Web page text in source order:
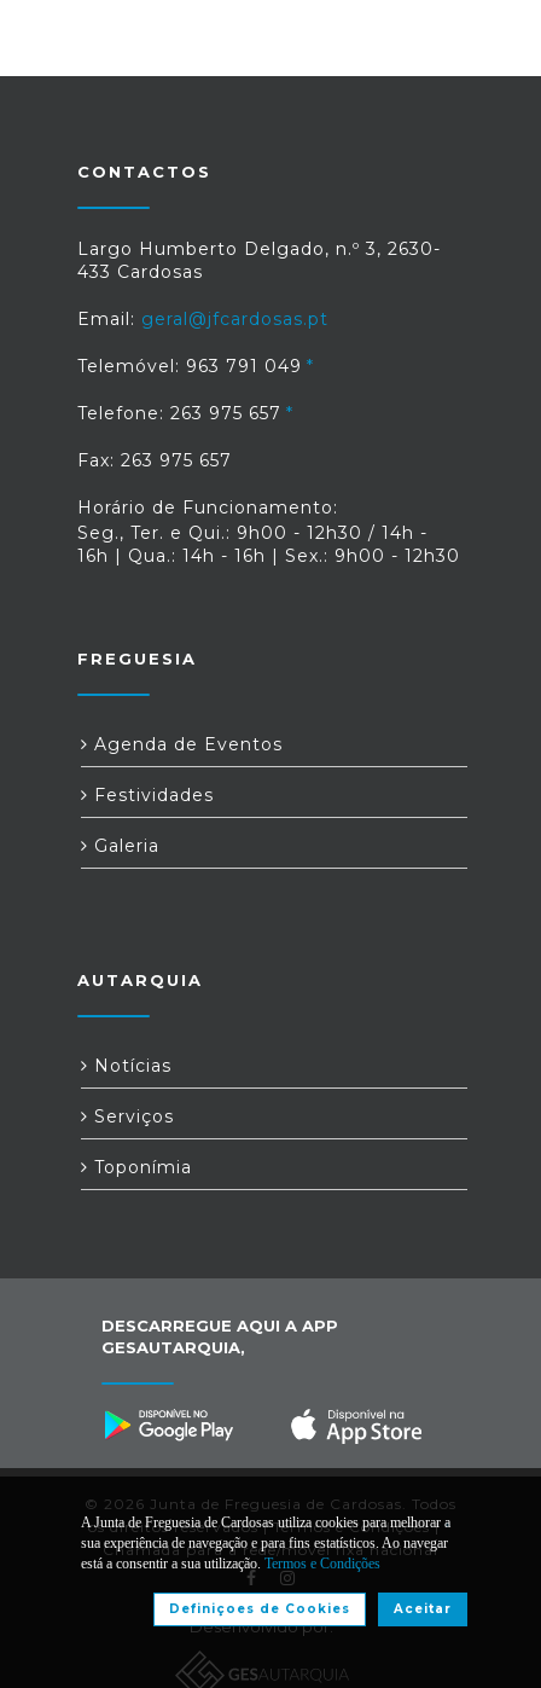
CONTACTOS
Largo Humberto Delgado, n.º 3, 2630-
433 Cardosas
Email: geral@jfcardosas.pt
Telemóvel: 963 791 049
Telefone: 263 975 657
Fax: 263 975 657
Horário de Funcionamento:
Seg., Ter. e Qui.: 9h00 - 12h30 / 14h -
16h | Qua.: 14h - 16h | Sex.: 9h00 - 12h30
FREGUESIA
Agenda de Eventos
Festividades
Galeria
AUTARQUIA
Notícias
Serviços
Toponímia
DESCARREGUE AQUI A APP
GESAUTARQUIA,
© 2026 Junta de Freguesia de Cardosas. Todos
os direitos reservados |Termos e Condições| *
Chamada para a rede/móvel fixa nacional
Desenvolvido por:
A Junta de Freguesia de Cardosas utiliza cookies para melhorar a
sua experiência de navegação e para fins estatísticos. Ao navegar
está a consentir a sua utilização. Termos e Condições
Aceitar
Definiçoes de Cookies